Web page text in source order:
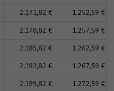
2.171,82 € 1.252,59 €
2.178,82 € 1.257,59 €
2.185,82 € 1.262,59 €
2.192,82 € 1.267,59 €
2.199,82 € 1.272,59 €